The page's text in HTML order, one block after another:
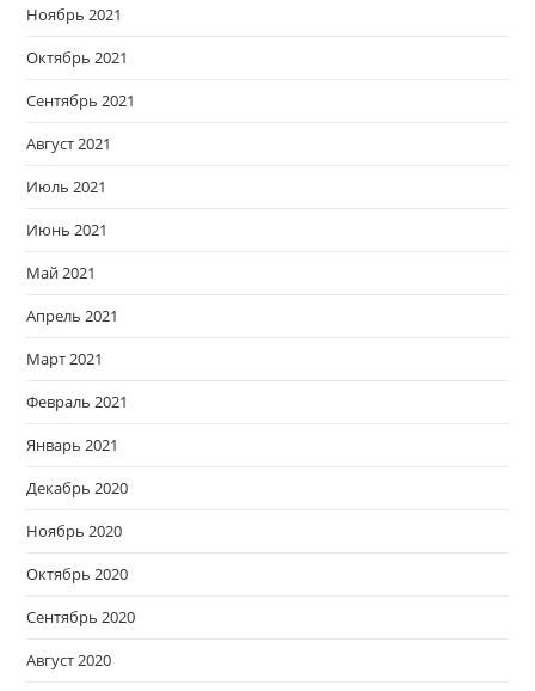
Ноябрь 2021
Октябрь 2021
Сентябрь 2021
Август 2021
Июль 2021
Июнь 2021
Май 2021
Апрель 2021
Март 2021
Февраль 2021
Январь 2021
Декабрь 2020
Ноябрь 2020
Октябрь 2020
Сентябрь 2020
Август 2020